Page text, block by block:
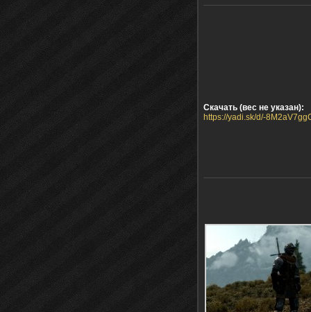
Скачать (вес не указан):
https://yadi.sk/d/-